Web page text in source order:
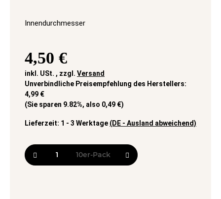
Innendurchmesser
4,50 €
inkl. USt. , zzgl. Versand
Unverbindliche Preisempfehlung des Herstellers:
4,99 €
(Sie sparen 9.82%, also 0,49 €)
Lieferzeit: 1 - 3 Werktage (DE - Ausland abweichend)
10er-Pack